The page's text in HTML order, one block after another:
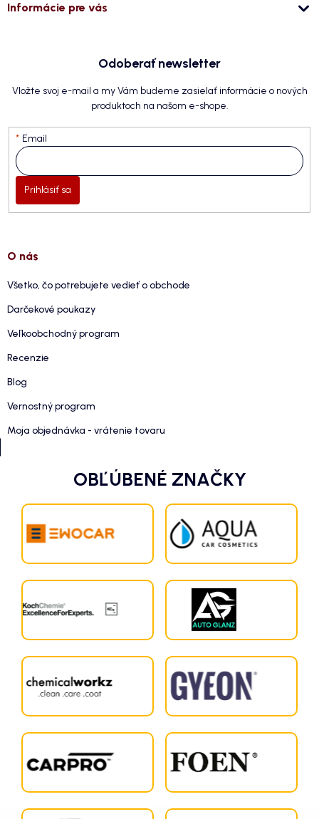
Informácie pre vás
Odoberať newsletter
Vložte svoj e-mail a my Vám budeme zasielať informácie o nových
produktoch na našom e-shope.
Email
Prihlásiť sa
O nás
Všetko, čo potrebujete vedieť o obchode
Darčekové poukazy
Veľkoobchodný program
Recenzie
Blog
Vernostný program
Moja objednávka - vrátenie tovaru
OBĽÚBENÉ ZNAČKY